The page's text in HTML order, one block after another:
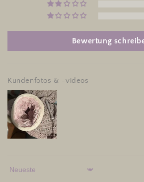
Bewertung
Kundenfotos & -videos
Sort by